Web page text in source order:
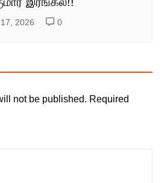
2026 0
not be published. Required